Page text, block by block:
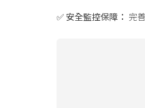
✅安全監控保障： 完